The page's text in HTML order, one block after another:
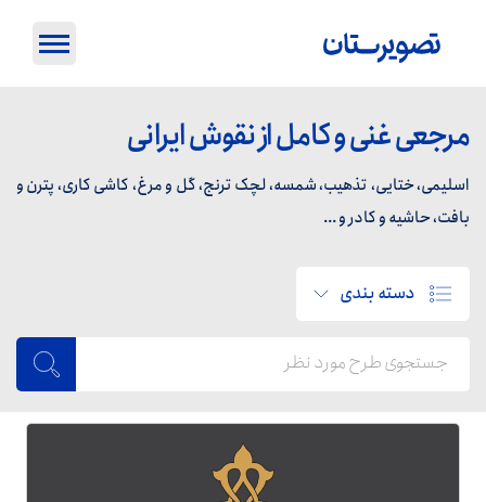
مرجعی غنی و کامل از نقوش ایرانی
اسلیمی، ختایی، تذهیب، شمسه، لچک ترنج، گل و مرغ، کاشی کاری، پترن و
بافت، حاشیه و کادر و ...
دسته بندی